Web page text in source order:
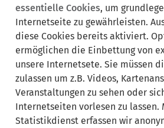
essentielle Cookies, um
Internetseite zu gewährleisten.
diese Cookies bereits aktiviert.
ermöglichen die Einbettung von
unsere Internetsete. Sie müssen
zulassen um z.B. Videos,
Veranstaltungen zu sehen oder
Internetseiten vorlesen zu lassen.
Statistikdienst erfassen wir